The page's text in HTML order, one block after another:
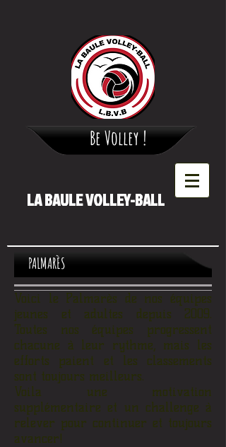
Be Volley !
LA BAULE VOLLEY-BALL
PALMARÈS
Voici le Palmarès de nos équipes
jeunes et adultes depuis 2009.
Toutes nos équipes progressent
chacune à leur rythme, mais les
efforts paient et les classements
sont toujours meilleurs.
Voila une motivation
supplémentaire et un challenge à
relever pour continuer et toujours
avancer!